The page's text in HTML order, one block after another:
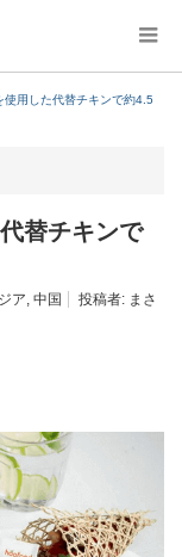
用した代替チキンで約4.5
替チキンで
ア, 中国 投稿者: まさ